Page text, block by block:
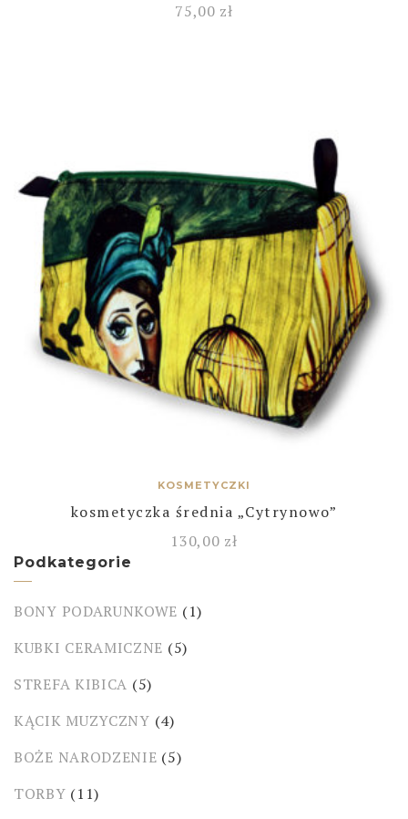
75,00 zł
KOSMETYCZKI
kosmetyczka średnia „Cytrynowo”
130,00 zł
Podkategorie
BONY PODARUNKOWE (1)
KUBKI CERAMICZNE (5)
STREFA KIBICA (5)
KĄCIK MUZYCZNY (4)
BOŻE NARODZENIE (5)
TORBY (11)